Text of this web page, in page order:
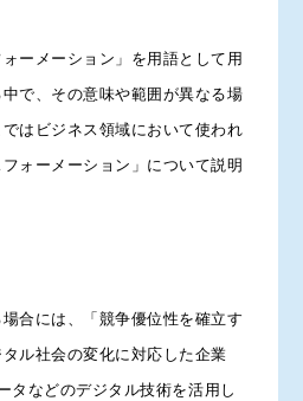
ォーメーション」を用語として用
で、その意味や範囲が異なる場
はビジネス領域において使われ
ォーメーション」について説明
合には、「競争優位性を確立す
ル社会の変化に対応した企業
タなどのデジタル技術を活用し